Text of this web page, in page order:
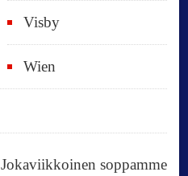
Visby
Wien
Jokaviikkoinen soppamme